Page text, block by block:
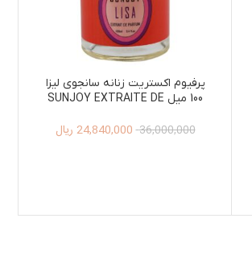
پرفیوم اکستریت زنانه سانجوی لیزا
100 میل SUNJOY EXTRAITE DE
36,000,000
24,840,000 ریال